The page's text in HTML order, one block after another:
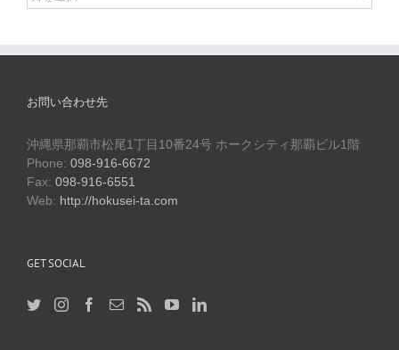
ー
お問い合わせ先
沖縄県那覇市松尾1丁目10番24号 ホークシティ那覇ビル1階
Phone: 098-916-6672
Fax: 098-916-6551
Web: http://hokusei-ta.com
GET SOCIAL